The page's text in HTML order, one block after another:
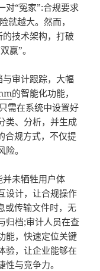
对“冤家”:合规要求
就越大。然而，
的技术架构，打破
赢”。
审计跟踪，大幅
的智能化功能，
需在系统中设置好
类、分析，并生成
合规方式，不仅提
。
并未牺牲用户体
设计，让合规操作
或传输文件时，无
归档;审计人员在查
能，快速定位关键
验，让企业能够在
与竞争力。